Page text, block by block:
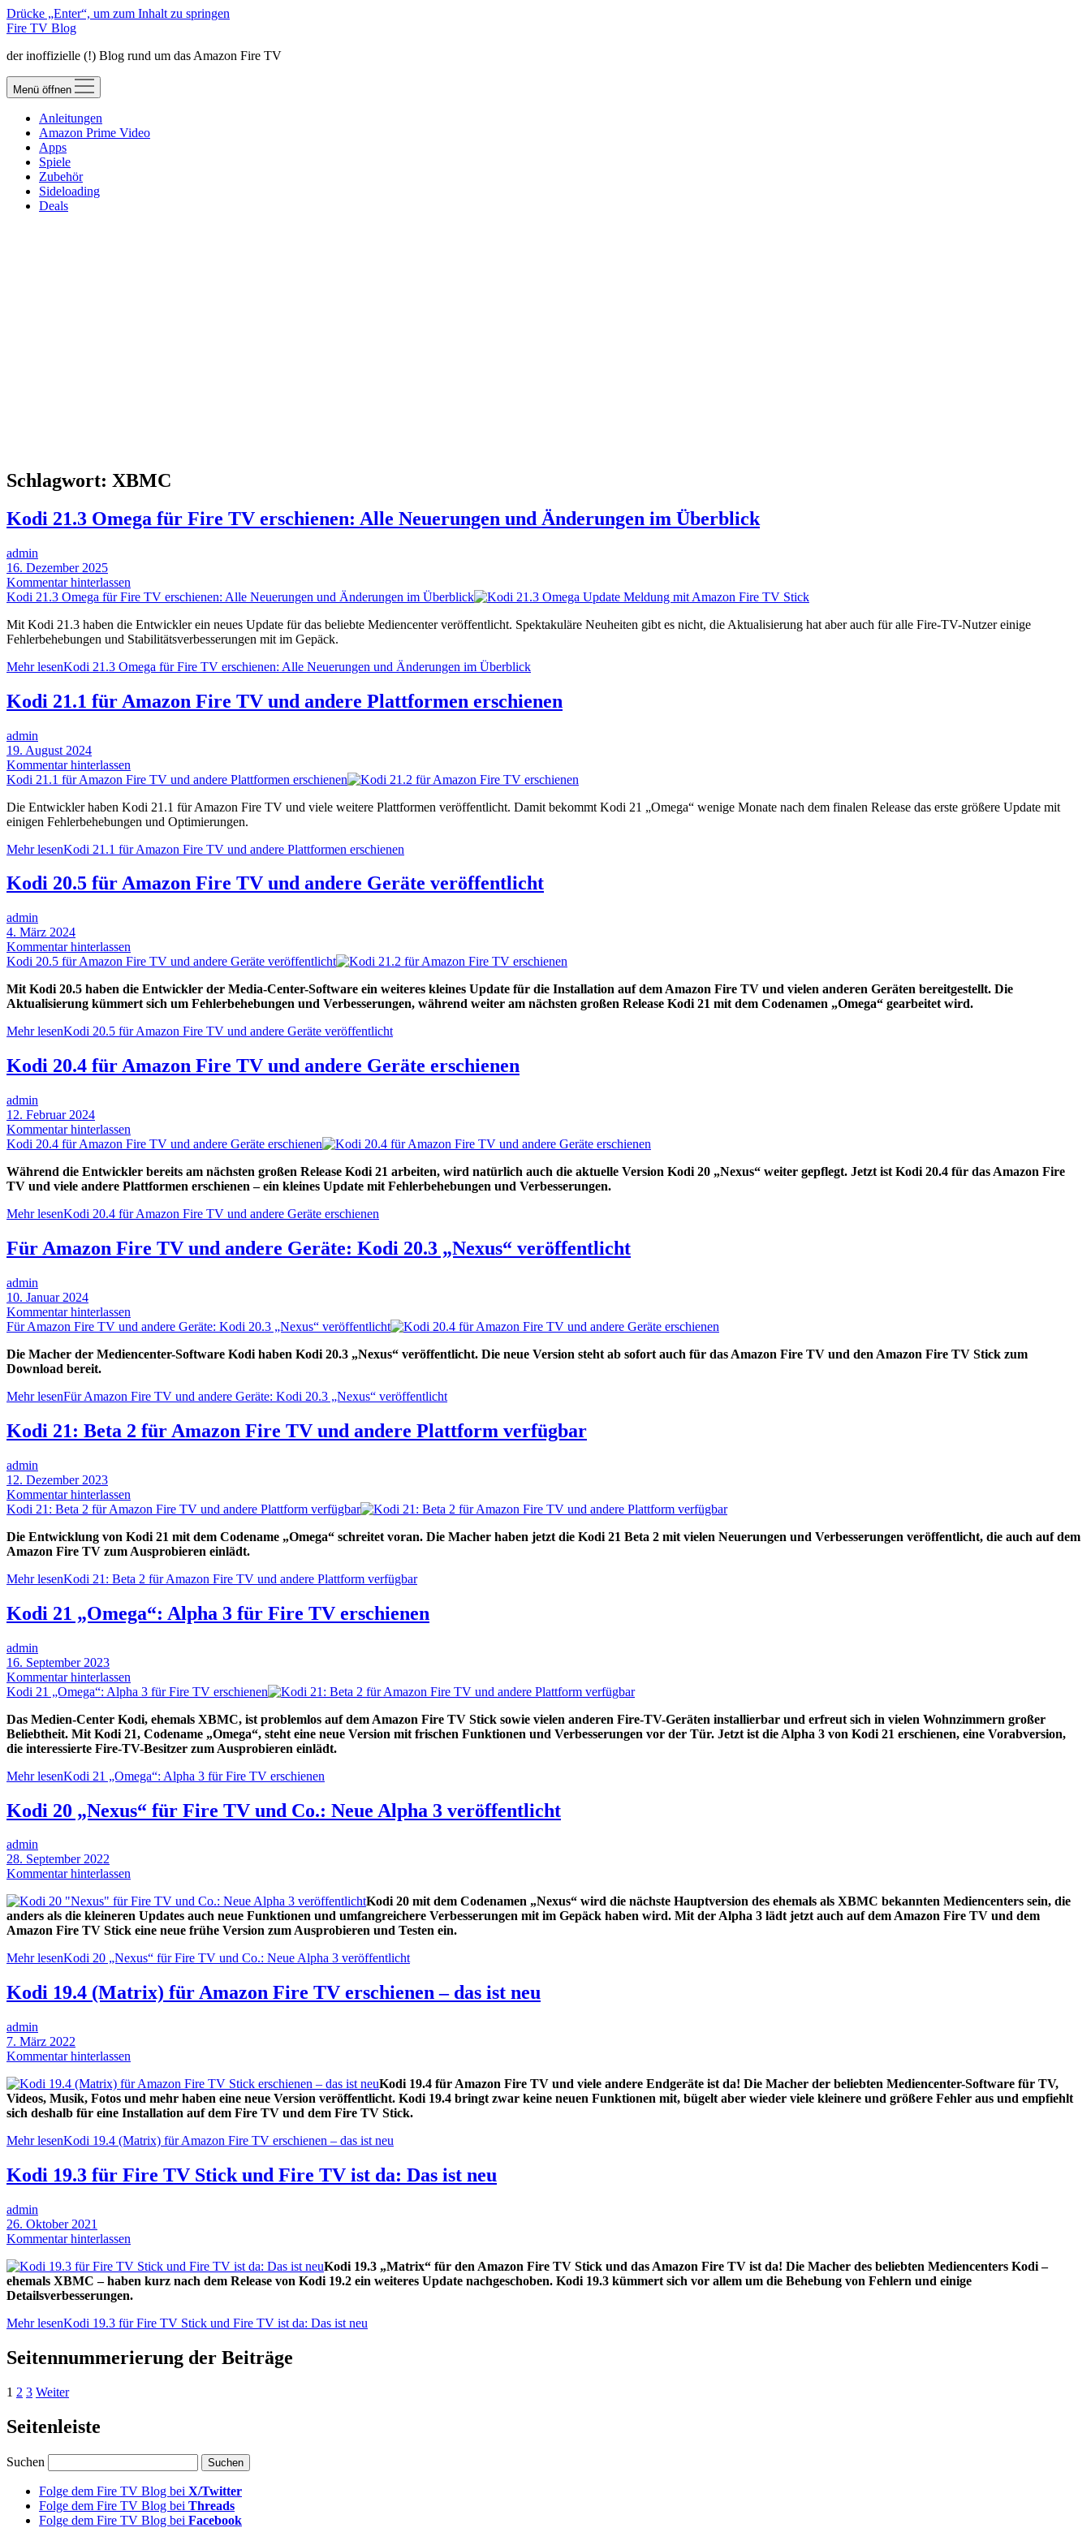
Drücke „Enter“, um zum Inhalt zu springen
Fire TV Blog
der inoffizielle (!) Blog rund um das Amazon Fire TV
Menü öffnen
Anleitungen
Amazon Prime Video
Apps
Spiele
Zubehör
Sideloading
Deals
Schlagwort: XBMC
Kodi 21.3 Omega für Fire TV erschienen: Alle Neuerungen und Änderungen im Überblick
admin
16. Dezember 2025
Kommentar hinterlassen
Kodi 21.3 Omega für Fire TV erschienen: Alle Neuerungen und Änderungen im Überblick
Mit Kodi 21.3 haben die Entwickler ein neues Update für das beliebte Mediencenter veröffentlicht. Spektakuläre Neuheiten gibt es nicht, die Aktualisierung hat aber auch für alle Fire-TV-Nutzer einige
Fehlerbehebungen und Stabilitätsverbesserungen mit im Gepäck.
Mehr lesenKodi 21.3 Omega für Fire TV erschienen: Alle Neuerungen und Änderungen im Überblick
Kodi 21.1 für Amazon Fire TV und andere Plattformen erschienen
admin
19. August 2024
Kommentar hinterlassen
Kodi 21.1 für Amazon Fire TV und andere Plattformen erschienen
Die Entwickler haben Kodi 21.1 für Amazon Fire TV und viele weitere Plattformen veröffentlicht. Damit bekommt Kodi 21 „Omega“ wenige Monate nach dem finalen Release das erste größere Update mit
einigen Fehlerbehebungen und Optimierungen.
Mehr lesenKodi 21.1 für Amazon Fire TV und andere Plattformen erschienen
Kodi 20.5 für Amazon Fire TV und andere Geräte veröffentlicht
admin
4. März 2024
Kommentar hinterlassen
Kodi 20.5 für Amazon Fire TV und andere Geräte veröffentlicht
Mit Kodi 20.5 haben die Entwickler der Media-Center-Software ein weiteres kleines Update für die Installation auf dem Amazon Fire TV und vielen anderen Geräten bereitgestellt. Die
Aktualisierung kümmert sich um Fehlerbehebungen und Verbesserungen, während weiter am nächsten großen Release Kodi 21 mit dem Codenamen „Omega“ gearbeitet wird.
Mehr lesenKodi 20.5 für Amazon Fire TV und andere Geräte veröffentlicht
Kodi 20.4 für Amazon Fire TV und andere Geräte erschienen
admin
12. Februar 2024
Kommentar hinterlassen
Kodi 20.4 für Amazon Fire TV und andere Geräte erschienen
Während die Entwickler bereits am nächsten großen Release Kodi 21 arbeiten, wird natürlich auch die aktuelle Version Kodi 20 „Nexus“ weiter gepflegt. Jetzt ist Kodi 20.4 für das Amazon Fire
TV und viele andere Plattformen erschienen – ein kleines Update mit Fehlerbehebungen und Verbesserungen.
Mehr lesenKodi 20.4 für Amazon Fire TV und andere Geräte erschienen
Für Amazon Fire TV und andere Geräte: Kodi 20.3 „Nexus“ veröffentlicht
admin
10. Januar 2024
Kommentar hinterlassen
Für Amazon Fire TV und andere Geräte: Kodi 20.3 „Nexus“ veröffentlicht
Die Macher der Mediencenter-Software Kodi haben Kodi 20.3 „Nexus“ veröffentlicht. Die neue Version steht ab sofort auch für das Amazon Fire TV und den Amazon Fire TV Stick zum
Download bereit.
Mehr lesenFür Amazon Fire TV und andere Geräte: Kodi 20.3 „Nexus“ veröffentlicht
Kodi 21: Beta 2 für Amazon Fire TV und andere Plattform verfügbar
admin
12. Dezember 2023
Kommentar hinterlassen
Kodi 21: Beta 2 für Amazon Fire TV und andere Plattform verfügbar
Die Entwicklung von Kodi 21 mit dem Codename „Omega“ schreitet voran. Die Macher haben jetzt die Kodi 21 Beta 2 mit vielen Neuerungen und Verbesserungen veröffentlicht, die auch auf dem
Amazon Fire TV zum Ausprobieren einlädt.
Mehr lesenKodi 21: Beta 2 für Amazon Fire TV und andere Plattform verfügbar
Kodi 21 „Omega“: Alpha 3 für Fire TV erschienen
admin
16. September 2023
Kommentar hinterlassen
Kodi 21 „Omega“: Alpha 3 für Fire TV erschienen
Das Medien-Center Kodi, ehemals XBMC, ist problemlos auf dem Amazon Fire TV Stick sowie vielen anderen Fire-TV-Geräten installierbar und erfreut sich in vielen Wohnzimmern großer
Beliebtheit. Mit Kodi 21, Codename „Omega“, steht eine neue Version mit frischen Funktionen und Verbesserungen vor der Tür. Jetzt ist die Alpha 3 von Kodi 21 erschienen, eine Vorabversion,
die interessierte Fire-TV-Besitzer zum Ausprobieren einlädt.
Mehr lesenKodi 21 „Omega“: Alpha 3 für Fire TV erschienen
Kodi 20 „Nexus“ für Fire TV und Co.: Neue Alpha 3 veröffentlicht
admin
28. September 2022
Kommentar hinterlassen
Kodi 20 mit dem Codenamen „Nexus“ wird die nächste Hauptversion des ehemals als XBMC bekannten Mediencenters sein, die
anders als die kleineren Updates auch neue Funktionen und umfangreichere Verbesserungen mit im Gepäck haben wird. Mit der Alpha 3 lädt jetzt auch auf dem Amazon Fire TV und dem
Amazon Fire TV Stick eine neue frühe Version zum Ausprobieren und Testen ein.
Mehr lesenKodi 20 „Nexus“ für Fire TV und Co.: Neue Alpha 3 veröffentlicht
Kodi 19.4 (Matrix) für Amazon Fire TV erschienen – das ist neu
admin
7. März 2022
Kommentar hinterlassen
Kodi 19.4 für Amazon Fire TV und viele andere Endgeräte ist da! Die Macher der beliebten Mediencenter-Software für TV,
Videos, Musik, Fotos und mehr haben eine neue Version veröffentlicht. Kodi 19.4 bringt zwar keine neuen Funktionen mit, bügelt aber wieder viele kleinere und größere Fehler aus und empfiehlt
sich deshalb für eine Installation auf dem Fire TV und dem Fire TV Stick.
Mehr lesenKodi 19.4 (Matrix) für Amazon Fire TV erschienen – das ist neu
Kodi 19.3 für Fire TV Stick und Fire TV ist da: Das ist neu
admin
26. Oktober 2021
Kommentar hinterlassen
Kodi 19.3 „Matrix“ für den Amazon Fire TV Stick und das Amazon Fire TV ist da! Die Macher des beliebten Mediencenters Kodi –
ehemals XBMC – haben kurz nach dem Release von Kodi 19.2 ein weiteres Update nachgeschoben. Kodi 19.3 kümmert sich vor allem um die Behebung von Fehlern und einige
Detailsverbesserungen.
Mehr lesenKodi 19.3 für Fire TV Stick und Fire TV ist da: Das ist neu
Seitennummerierung der Beiträge
1 2 3 Weiter
Seitenleiste
Suchen
Folge dem Fire TV Blog bei X/Twitter
Folge dem Fire TV Blog bei Threads
Folge dem Fire TV Blog bei Facebook